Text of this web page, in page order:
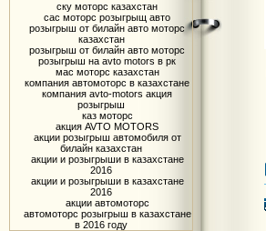
ску моторс казахстан
сас моторс розыгрыщ авто
розыгрыш от билайн авто моторс
казахстан
розыгрыш от билайн авто моторс
розыгрыш на avto motors в рк
мас моторс казахстан
компания автомоторс в казахстане
компания avto-motors акция
розыгрыш
каз моторс
акция AVTO MOTORS
акции розыгрыш автомобиля от
билайн казахстан
акции и розыгрыши в казахстане
2016
акции и розыгрыши в казахстане
2016
акции автомоторс
автомоторс розыгрыш в казахстане
в 2016 году